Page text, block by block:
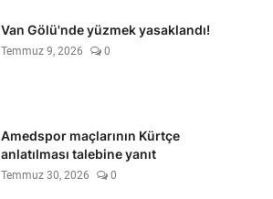
Van Gölü'nde yüzmek yasaklandı!
Temmuz 9, 2026 0
Amedspor maçlarının Kürtçe
anlatılması talebine yanıt
Temmuz 30, 2026 0